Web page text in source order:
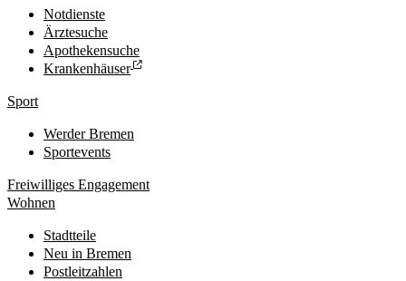
Notdienste
Ärztesuche
Apothekensuche
Krankenhäuser
Sport
Werder Bremen
Sportevents
Freiwilliges Engagement
Wohnen
Stadtteile
Neu in Bremen
Postleitzahlen